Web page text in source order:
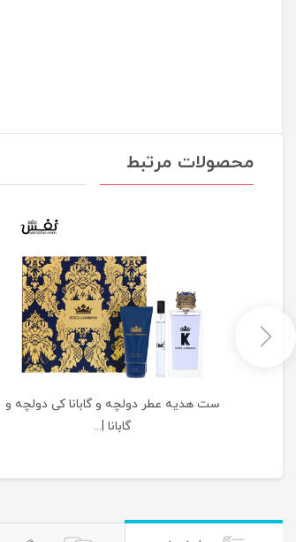
محصولات مرتبط
ست هدیه عطر دولچه و گابانا کی دولچه و
گابانا |...